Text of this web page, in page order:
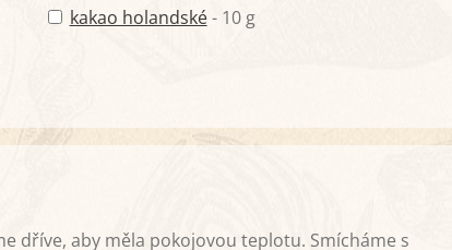
kakao holandské- 10 g
dříve, aby měla pokojovou teplotu. Smícháme s